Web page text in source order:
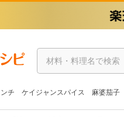
ンチ ケイジャンスパイス 麻婆茄子